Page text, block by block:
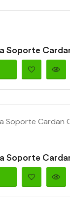
Soporte
Soporte